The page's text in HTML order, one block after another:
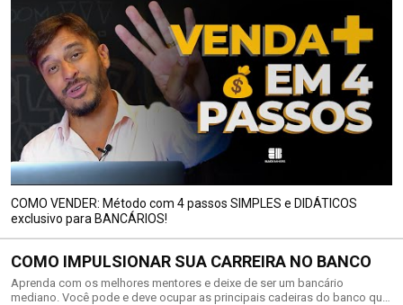
COMO VENDER: Método com 4 passos SIMPLES e DIDÁTICOS
exclusivo para BANCÁRIOS!
COMO IMPULSIONAR SUA CARREIRA NO BANCO
Aprenda com os melhores mentores e deixe de ser um bancário
mediano. Você pode e deve ocupar as principais cadeiras do banco que